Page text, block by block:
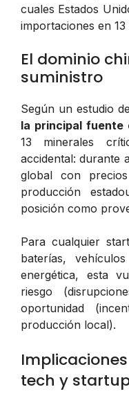
cuales Estados
importaciones en 13
El dominio
suministro
Según un estudio de
la principal fuente
13 minerales
accidental: durante
global con
producción
posición como
Para cualquier
baterías,
energética, esta
riesgo
oportunidad
producción local).
tech y